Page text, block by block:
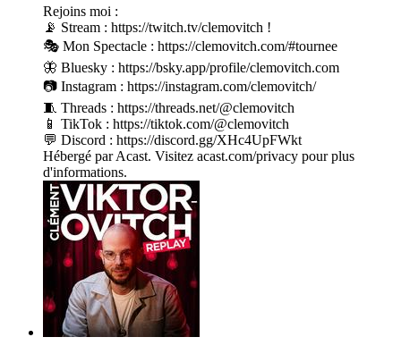
Rejoins moi :
📡 Stream : https://twitch.tv/clemovitch !
🎭 Mon Spectacle : https://clemovitch.com/#tournee
🦋 Bluesky : https://bsky.app/profile/clemovitch.com
📷 Instagram : https://instagram.com/clemovitch/
🧵 Threads : https://threads.net/@clemovitch
📱 TikTok : https://tiktok.com/@clemovitch
💬 Discord : https://discord.gg/XHc4UpFWkt
Hébergé par Acast. Visitez acast.com/privacy pour plus
d'informations.